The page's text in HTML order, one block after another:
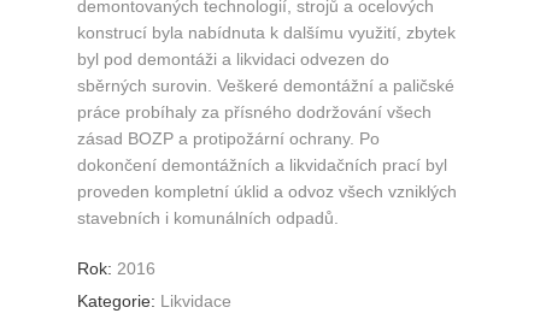
demontovaných technologií, strojů a ocelových
konstrucí byla nabídnuta k dalšímu využití, zbytek
byl pod demontáži a likvidaci odvezen do
sběrných surovin. Veškeré demontážní a paličské
práce probíhaly za přísného dodržování všech
zásad BOZP a protipožární ochrany. Po
dokončení demontážních a likvidačních prací byl
proveden kompletní úklid a odvoz všech vzniklých
stavebních i komunálních odpadů.
Rok: 2016
Kategorie: Likvidace